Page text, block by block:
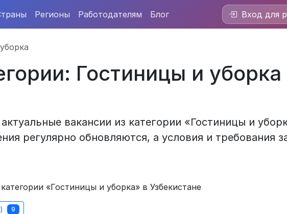
Регионы Работодателям Блог Вход для
Гостиницы и уборка
вакансии из категории «Гостиницы и
регулярно обновляются, а условия и требования
«Гостиницы и уборка» в Узбекистане
9